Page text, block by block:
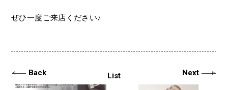
ぜひ一度ご来店ください♪
Back Next
List